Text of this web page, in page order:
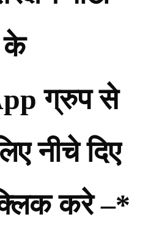
के
ग्रुप से
नीचे दिए
करे –*